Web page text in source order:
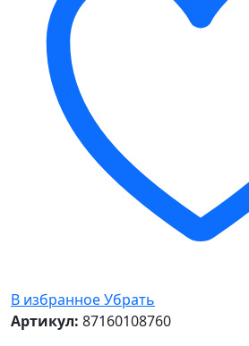
В избранноеУбрать
Артикул: 87160108760